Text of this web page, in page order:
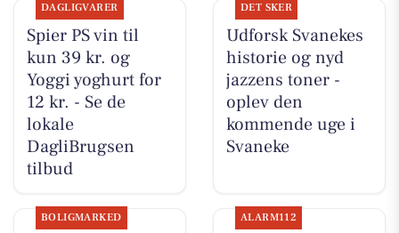
DAGLIGVARER
Spier PS vin til
kun 39 kr. og
Yoggi yoghurt for
12 kr. - Se de
lokale
DagliBrugsen
tilbud
DET SKER
Udforsk Svanekes
historie og nyd
jazzens toner -
oplev den
kommende uge i
Svaneke
BOLIGMARKED ALARM112